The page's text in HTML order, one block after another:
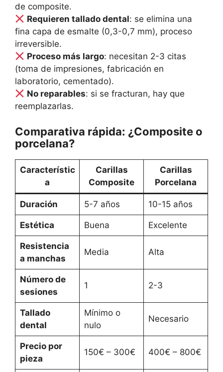
de composite.
Requieren tallado dental: se elimina una
fina capa de esmalte (0,3-0,7 mm), proceso
irreversible.
Proceso más largo: necesitan 2-3 citas
(toma de impresiones, fabricación en
laboratorio, cementado).
No reparables: si se fracturan, hay que
reemplazarlas.
Comparativa rápida: ¿Composite o
porcelana?
Característic
a
Carillas
Composite
Carillas
Porcelana
Duración 5-7 años 10-15 años
Estética Buena Excelente
Resistencia
a manchas
Media Alta
Número de
sesiones
1 2-3
Tallado
dental
Mínimo o
nulo
Necesario
Precio por
pieza
150€ – 300€ 400€ – 800€